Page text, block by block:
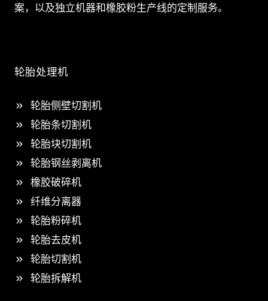
案，以及独立机器和橡胶粉生产线的定制服务。
轮胎处理机
轮胎侧壁切割机
轮胎条切割机
轮胎块切割机
轮胎钢丝剥离机
橡胶破碎机
纤维分离器
轮胎粉碎机
轮胎去皮机
轮胎切割机
轮胎拆解机